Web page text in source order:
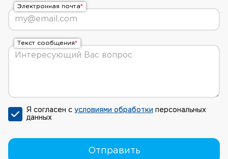
Электронная почта
Текст сообщения
Я согласен с условиями обработки
персональных
данных
Отправить